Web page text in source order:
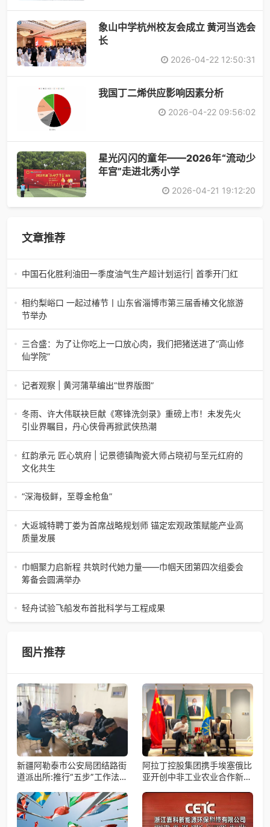
象山中学杭州校友会成立 黄河当选会
长
2026-04-22 12:50:31
​我国丁二烯供应影响因素分析
2026-04-22 09:56:02
星光闪闪的童年——2026年“流动少
年宫”走进北秀小学
2026-04-21 19:12:20
文章推荐
中国石化胜利油田一季度油气生产超计划运行| 首季开门红
中国石化胜利油田一季度油气生产超计划运行| 首季开门红济
南电（记者 瑞夫 胜宣）2026年一季度，中国石化胜利油田
生产原油585.86万吨，天
相约梨峪口 一起过椿节丨山东省淄博市第三届香椿文化旅游
节举办
相约梨峪口 一起过椿节丨山东省淄博市第三届香椿文化旅游
节举办济南电（记者 瑞夫）4月18日，山东省淄博市第三届
香椿文化旅游节暨党建
三合盛：为了让你吃上一口放心肉，我们把猪送进了“高山修
仙学院”
三合盛：为了让你吃上一口放心肉，我们把猪送进了“高山修
仙学院”很多人问我，现在的生鲜赛道已经卷成麻花了，为什
么三合盛的“认养一头
记者观察 | 黄河蒲草编出“世界版图”
记者观察 | 黄河蒲草编出“世界版图”山东高青农妇的30年“草
根逆袭”路济南电（记者 瑞夫 王克军 郭克烁）一根黄河滩上
的蒲草，能走多
冬雨、许大伟联袂巨献《寒锋洗剑录》重磅上市！未发先火
引业界瞩目，丹心侠骨再掀武侠热潮
【新书首发】冬雨、许大伟联袂巨献《寒锋洗剑录》重磅上
市！未发先火引业界瞩目，丹心侠骨再掀武侠热潮（文/梵
可）近日，备受业界与读者双
红韵承元 匠心筑府 | 记景德镇陶瓷大师占晓初与至元红府的
文化共生
（中国晨报头条讯）景德镇的窑火，千年不熄，淬炼出无数
陶瓷瑰宝；元代釉里红的一抹艳红，穿越七百年岁月，成为
“深海极鲜，至尊金枪鱼”
“深海极鲜，至尊金枪鱼”苏州吴中白金汉爵大酒店蓝鳍金枪鱼
开鱼品鉴仪式圆满落幕2026年4月17日，江苏省苏州市吴中
白金汉爵大酒店大
大返城特聘丁娄为首席战略规划师 锚定宏观政策赋能产业高
质量发展
2026年4月16日，大返城（浙江）科技有限公司隆重举行签
约仪式，正式特聘丁娄先生担任公司首席战略规划师。此次
强强联合，是大返城集团深度
巾帼聚力启新程 共筑时代她力量——巾帼天团第四次组委会
筹备会圆满举办
巾帼聚力启新程 共筑时代她力量——巾帼天团第四次组委会
筹备会圆满举办2026年4月15日，巾帼天团第四次组委会筹
轻舟试验飞船发布首批科学与工程成果
果。据中国科学院微小卫星
图片推荐
新疆阿勒泰市公安局团结路街
道派出所:推行“五步”工作法
阿拉丁控股集团携手埃塞俄比
亚开创中非工业农业合作新篇